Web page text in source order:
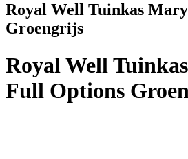
Royal Well Tuinkas
Groengrijs
Royal Well
Full Options